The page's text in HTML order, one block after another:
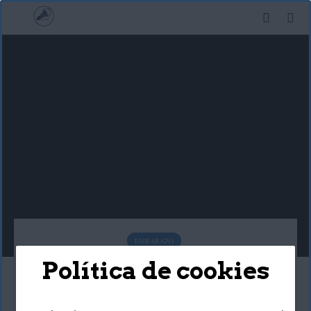
EMBARAZO
¿Qué beneficios puede
Política de cookies